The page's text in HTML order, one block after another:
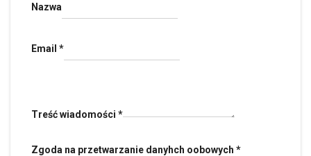
Nazwa
Email *
Treść wiadomości *
Zgoda na przetwarzanie danyhch oobowych *